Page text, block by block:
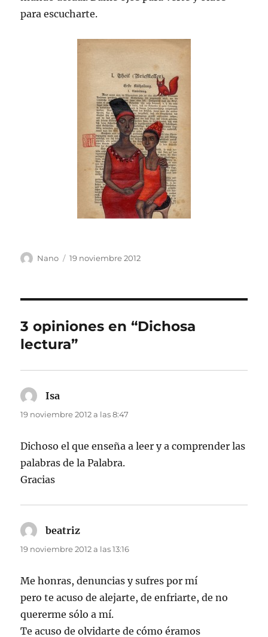
para escucharte.
Autor
Nano
Publicado
19 noviembre 2012
3 opiniones en “Dichosa
lectura”
Isa
19 noviembre 2012 a las 8:47
Dichoso el que enseña a leer y a comprender las
palabras de la Palabra.
Gracias
beatriz
19 noviembre 2012 a las 13:16
Me honras, denuncias y sufres por mí
pero te acuso de alejarte, de enfriarte, de no
quererme sólo a mí.
Te acuso de olvidarte de cómo éramos